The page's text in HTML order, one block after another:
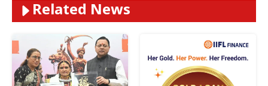
Related News